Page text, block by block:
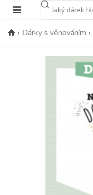
› Dárky s věnováním ›